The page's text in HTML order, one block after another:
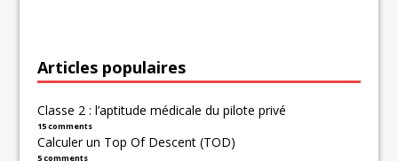
Articles populaires
Classe 2 : l’aptitude médicale du pilote privé
15 comments
Calculer un Top Of Descent (TOD)
5 comments